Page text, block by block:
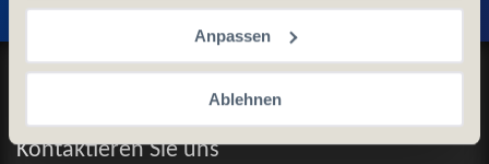
Anpassen
Ablehnen
Datenschutz und Cookie-Richtlinien
Allgemeine Geschäftsbedingungen
Kontaktieren Sie uns